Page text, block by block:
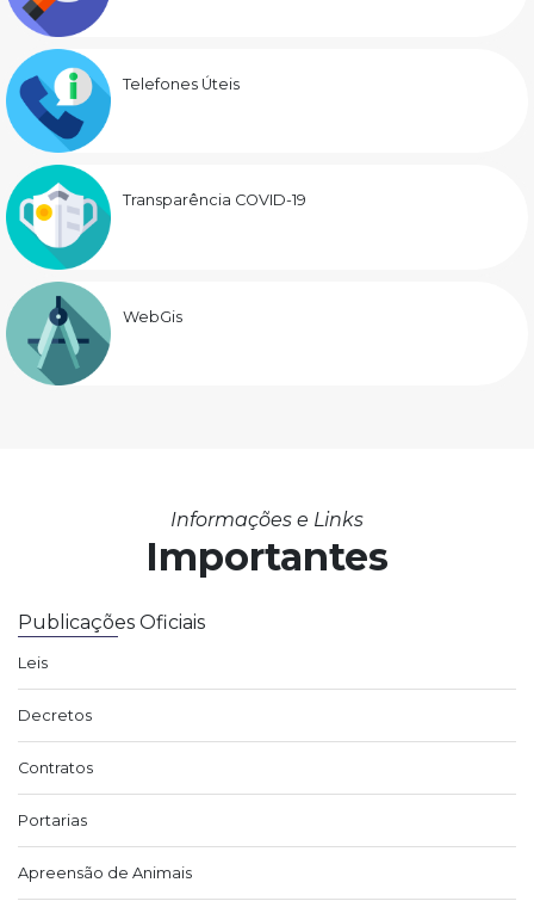
Telefones Úteis
Transparência COVID-19
WebGis
Informações e Links
Importantes
Publicações Oficiais
Leis
Decretos
Contratos
Portarias
Apreensão de Animais